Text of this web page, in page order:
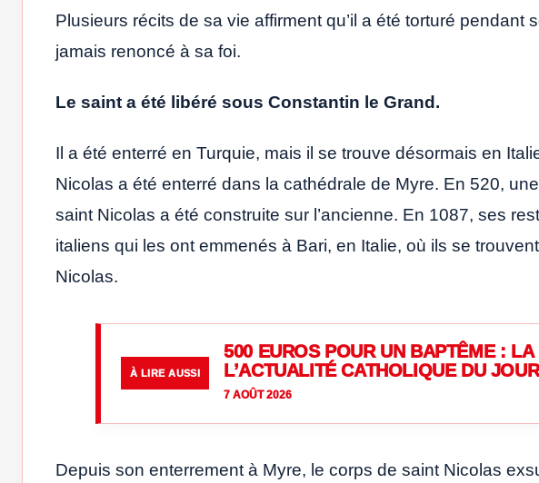
Plusieurs récits de sa vie affirment qu’il a été torturé pendant
jamais renoncé à sa foi.
Le saint a été libéré sous Constantin le Grand.
Il a été enterré en Turquie, mais il se trouve désormais en
Nicolas a été enterré dans la cathédrale de Myre. En 520,
saint Nicolas a été construite sur l’ancienne. En 1087, ses
italiens qui les ont emmenés à Bari, en Italie, où ils se
Nicolas.
À LIRE AUSSI
500 EUROS POUR UN BAPTÊME :
L’ACTUALITÉ CATHOLIQUE DU JOUR
7 AOÛT 2026
Depuis son enterrement à Myre, le corps de saint Nicolas